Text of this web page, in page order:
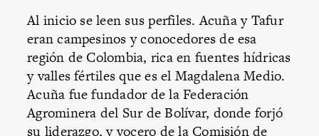
Al inicio se leen sus perfiles. Acuña y Tafur
eran campesinos y conocedores de esa
región de Colombia, rica en fuentes hídricas
y valles fértiles que es el Magdalena Medio.
Acuña fue fundador de la Federación
Agrominera del Sur de Bolívar, donde forjó
su liderazgo, y vocero de la Comisión de